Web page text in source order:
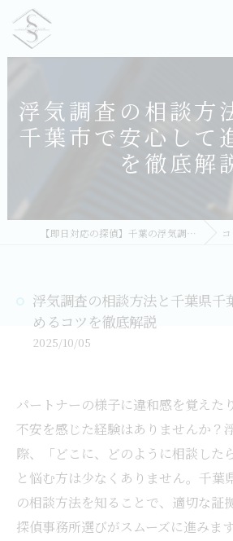
浮気調査の相談方
千葉市で安心して
を徹底解
【即日対応の探偵】千葉の浮気調査｜相談無料・比較しておすすめ／総合探偵社シークレットシャドー 千葉オフィス コラム
浮気調査の相談方法と千葉県千
めるコツを徹底解説
2025/10/05
パートナーの様子に違和感を覚えた
不安を感じた経験はありませんか？
際、「どこに、どのように相談した
と悩む方は少なくありません。千葉
の相談方法を知ることで、適切な証
探偵事務所選びがスムーズに進みま